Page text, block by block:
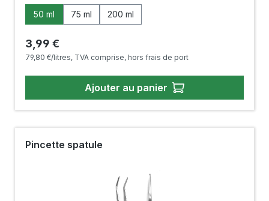
maintenir affûtés. Nous vous conseillons d'entretenir
de cette manière vos outils professionnels Masakuni.
Sélectionnez
Volume
50 ml 75 ml 200 ml
Prix régulier :
3,99 €
79,80 €/litres, TVA comprise, hors frais de port
Ajouter au panier
Pincette spatule